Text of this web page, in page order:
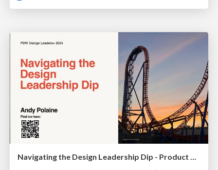
Navigating the Design Leadership Dip - Product Design Week Design Leaders+ Conference 2024